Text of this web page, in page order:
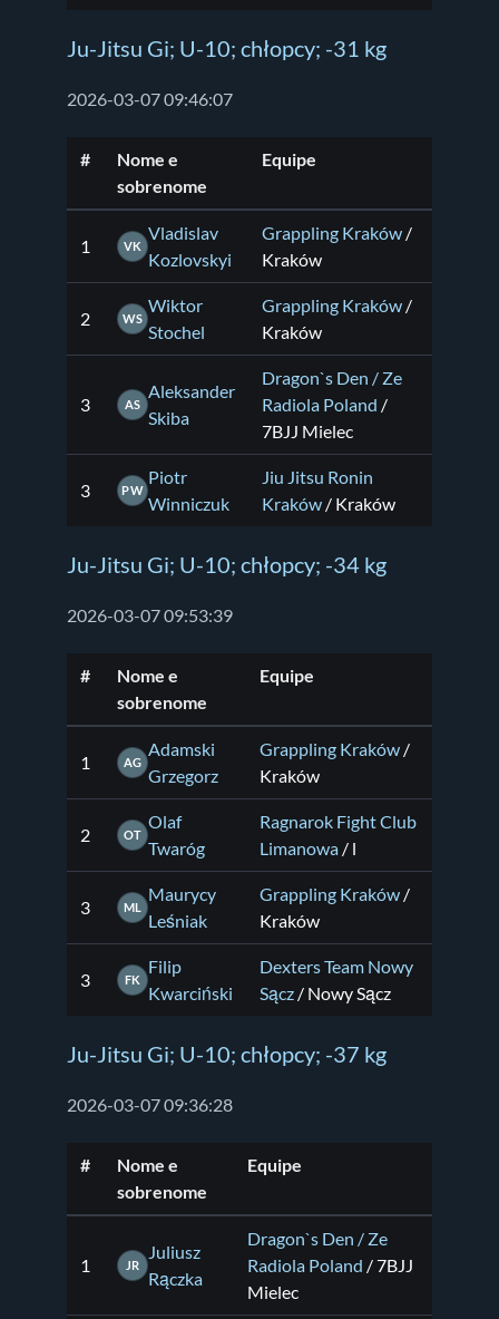
Ju-Jitsu Gi; U-10; chłopcy; -31 kg
2026-03-07 09:46:07
#
Nome e
sobrenome
Equipe
1 VK
Vladislav
Kozlovskyi
Grappling Kraków /
Kraków
2 WS
Wiktor
Stochel
Grappling Kraków /
Kraków
3 AS
Aleksander
Skiba
Dragon`s Den / Ze
Radiola Poland /
7BJJ Mielec
3 PW
Piotr
Winniczuk
Jiu Jitsu Ronin
Kraków / Kraków
Ju-Jitsu Gi; U-10; chłopcy; -34 kg
2026-03-07 09:53:39
#
Nome e
sobrenome
Equipe
1 AG
Adamski
Grzegorz
Grappling Kraków /
Kraków
2 OT
Olaf
Twaróg
Ragnarok Fight Club
Limanowa / l
3 ML
Maurycy
Leśniak
Grappling Kraków /
Kraków
3 FK
Filip
Kwarciński
Dexters Team Nowy
Sącz / Nowy Sącz
Ju-Jitsu Gi; U-10; chłopcy; -37 kg
2026-03-07 09:36:28
#
Nome e
sobrenome
Equipe
1 JR
Juliusz
Rączka
Dragon`s Den / Ze
Radiola Poland / 7BJJ
Mielec